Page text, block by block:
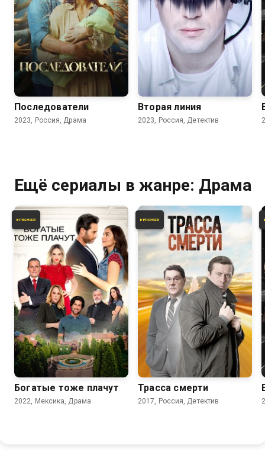
6.8
Последователи
2023, Россия, Драма
6.0
Вторая линия
2023, Россия, Детектив
Ещё сериалы в жанре: Драма
7.6 6.0
Богатые тоже плачут
2022, Мексика, Драма
7.3 6.0
Трасса смерти
2017, Россия, Детектив